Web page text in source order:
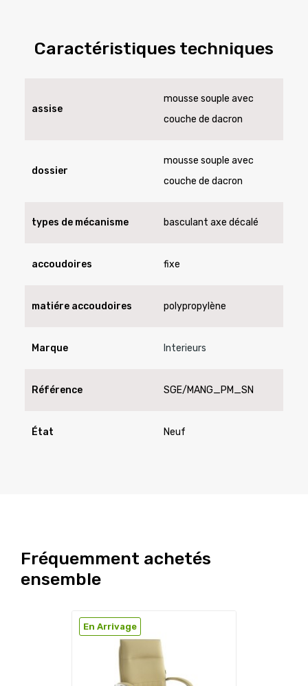
Caractéristiques techniques
assise
mousse souple avec
couche de dacron
dossier
mousse souple avec
couche de dacron
types de mécanisme basculant axe décalé
accoudoires fixe
matiére accoudoires polypropylène
Marque Interieurs
Référence SGE/MANG_PM_SN
État Neuf
Fréquemment achetés
ensemble
En Arrivage